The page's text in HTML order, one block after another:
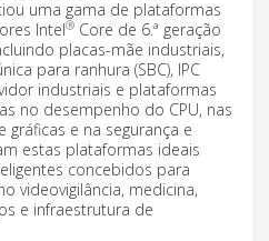
uma gama de plataformas
Intel® Core de 6.ª geração
placas-mãe industriais,
para ranhura (SBC), IPC
industriais e plataformas
no desempenho do CPU, nas
e na segurança e
estas plataformas ideais
concebidos para
videovigilância, medicina,
e infraestrutura de